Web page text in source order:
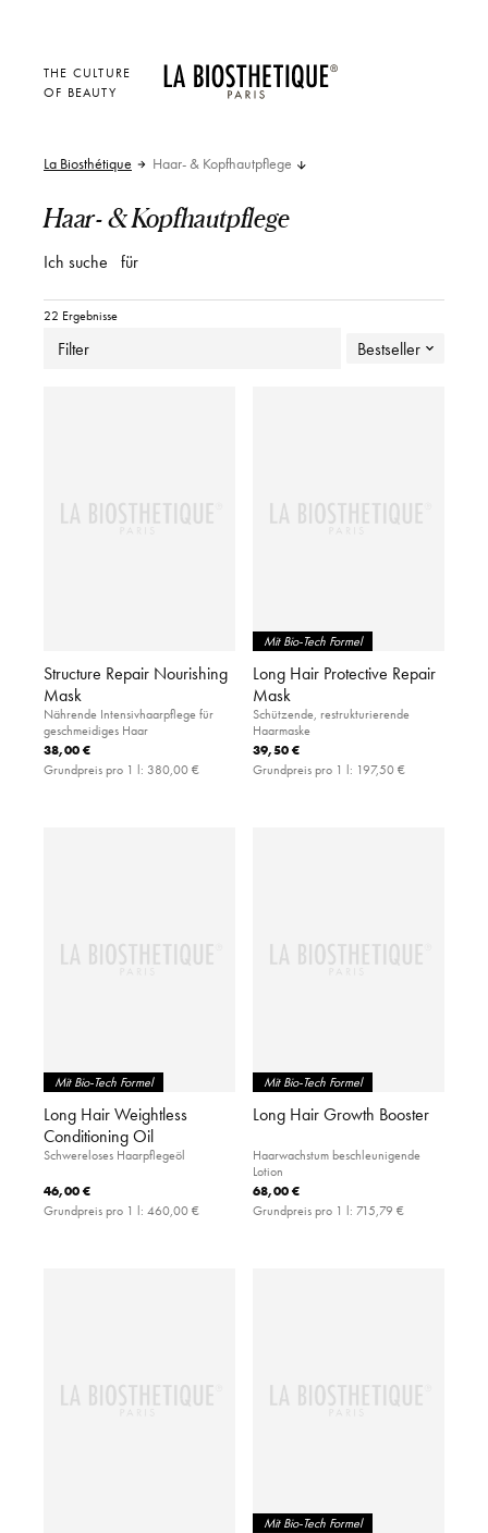
THE CULTURE
OF BEAUTY
La Biosthétique Haar- & Kopfhautpflege
Haar- & Kopfhautpflege
Ich suche für
22 Ergebnisse
Filter Bestseller
Structure Repair Nourishing
Mask
Nährende Intensivhaarpflege für
geschmeidiges Haar
38,00 €
Grundpreis pro 1 l: 380,00 €
Mit Bio-Tech Formel
Long Hair Protective Repair
Mask
Schützende, restrukturierende
Haarmaske
39,50 €
Grundpreis pro 1 l: 197,50 €
Mit Bio-Tech Formel
Long Hair Weightless
Conditioning Oil
Schwereloses Haarpflegeöl
46,00 €
Grundpreis pro 1 l: 460,00 €
Mit Bio-Tech Formel
Long Hair Growth Booster
Haarwachstum beschleunigende
Lotion
68,00 €
Grundpreis pro 1 l: 715,79 €
Mit Bio-Tech Formel